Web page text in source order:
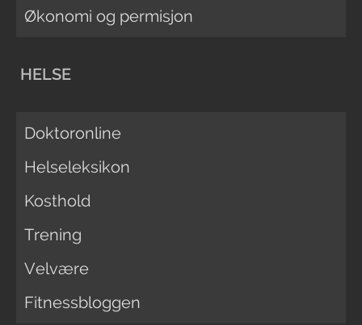
Økonomi og permisjon
HELSE
Doktoronline
Helseleksikon
Kosthold
Trening
Velvære
Fitnessbloggen